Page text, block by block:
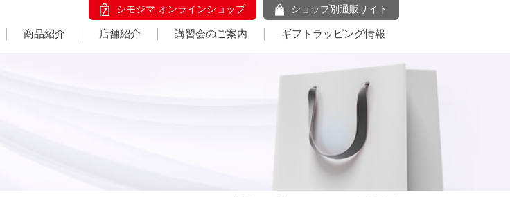
シモジマ オンラインショップ ショップ別通販サイト
商品紹介 店舗紹介 講習会のご案内 ギフトラッピング情報